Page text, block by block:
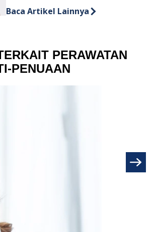
Discover more about Rekomendasi
Baca Artikel Lainnya
PERAWATAN
PENUAAN